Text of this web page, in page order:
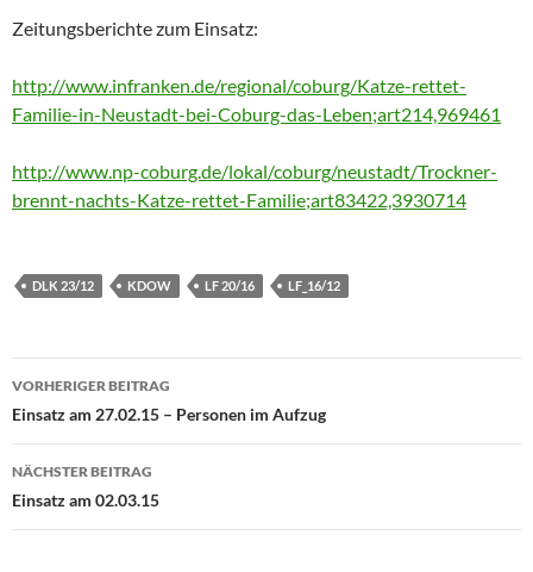
Zeitungsberichte zum Einsatz:
http://www.infranken.de/regional/coburg/Katze-rettet-
Familie-in-Neustadt-bei-Coburg-das-Leben;art214,969461
http://www.np-coburg.de/lokal/coburg/neustadt/Trockner-
brennt-nachts-Katze-rettet-Familie;art83422,3930714
DLK 23/12 KDOW LF 20/16 LF_16/12
Beitragsnavigation
VORHERIGER BEITRAG
Einsatz am 27.02.15 – Personen im Aufzug
NÄCHSTER BEITRAG
Einsatz am 02.03.15